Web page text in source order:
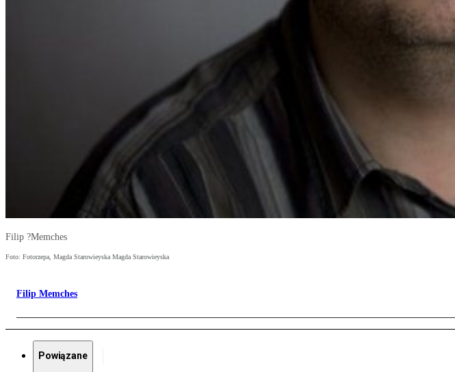
Filip ?Memches
Foto: Fotorzepa, Magda Starowieyska Magda Starowieyska
Filip Memches
Powiązane